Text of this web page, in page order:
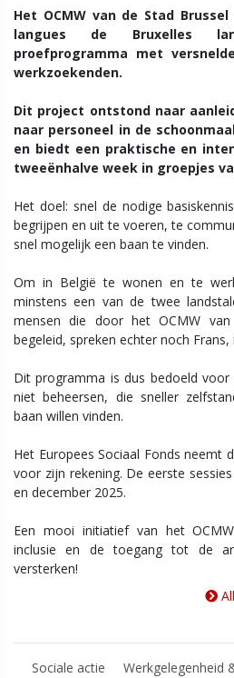
Het OCMW van de Stad
langues de Bruxelles
proefprogramma met
werkzoekenden.
Dit project ontstond naar
naar personeel in de
en biedt een praktische en
tweeënhalve week in groepjes
Het doel: snel de nodige
begrijpen en uit te voeren, te
snel mogelijk een baan te vinden.
Om in België te wonen en te
minstens een van de twee
mensen die door het OCMW
begeleid, spreken echter noch
Dit programma is dus bedoeld
niet beheersen, die sneller
baan willen vinden.
Het Europees Sociaal Fonds neemt
voor zijn rekening. De eerste
en december 2025.
Een mooi initiatief van het
inclusie en de toegang tot de
versterken!
Sociale actie Werkgelegenheid